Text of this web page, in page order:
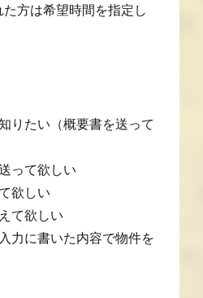
方は希望時間を指定し
りたい（概要書を送って
って欲しい
欲しい
て欲しい
力に書いた内容で物件を